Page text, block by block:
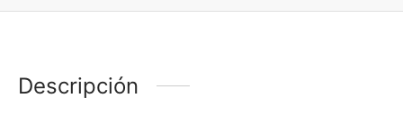
Descripción